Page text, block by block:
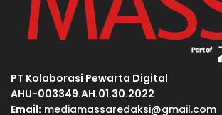
PT Kolaborasi Pewarta Digital
AHU-003349.AH.01.30.2022
Email: mediamassaredaksi@gmail.com